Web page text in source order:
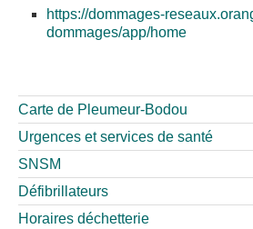
https://dommages-
dommages/app/home
Carte de Pleumeur-Bodou
Urgences et services de santé
SNSM
Défibrillateurs
Horaires déchetterie